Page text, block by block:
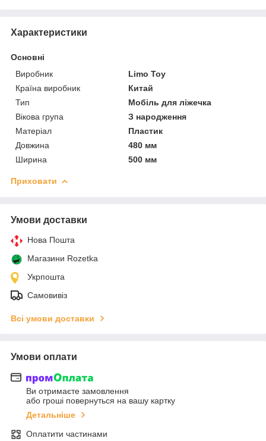
Характеристики
Основні
Виробник
Limo Toy
Країна виробник
Китай
Тип
Мобіль для ліжечка
Вікова група
З народження
Матеріал
Пластик
Довжина
480 мм
Ширина
500 мм
Приховати
Умови доставки
Нова Пошта
Магазини Rozetka
Укрпошта
Самовивіз
Всі умови доставки
Умови оплати
Ви отримаєте замовлення
або гроші повернуться на вашу картку
Детальніше
Оплатити частинами